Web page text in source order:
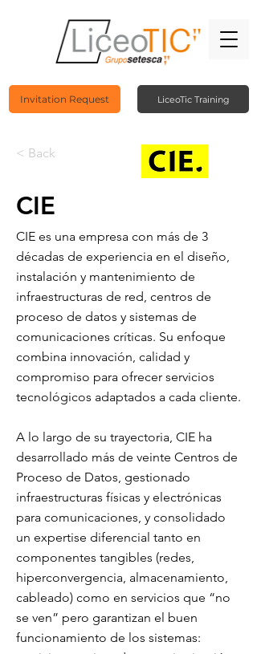
Invitation Request LiceoTic Training
< Back
CIE
CIE es una empresa con más de 3
décadas de experiencia en el diseño,
instalación y mantenimiento de
infraestructuras de red, centros de
proceso de datos y sistemas de
comunicaciones críticas. Su enfoque
combina innovación, calidad y
compromiso para ofrecer servicios
tecnológicos adaptados a cada cliente.
A lo largo de su trayectoria, CIE ha
desarrollado más de veinte Centros de
Proceso de Datos, gestionado
infraestructuras físicas y electrónicas
para comunicaciones, y consolidado
un expertise diferencial tanto en
componentes tangibles (redes,
hiperconvergencia, almacenamiento,
cableado) como en servicios que “no
se ven” pero garantizan el buen
funcionamiento de los sistemas: